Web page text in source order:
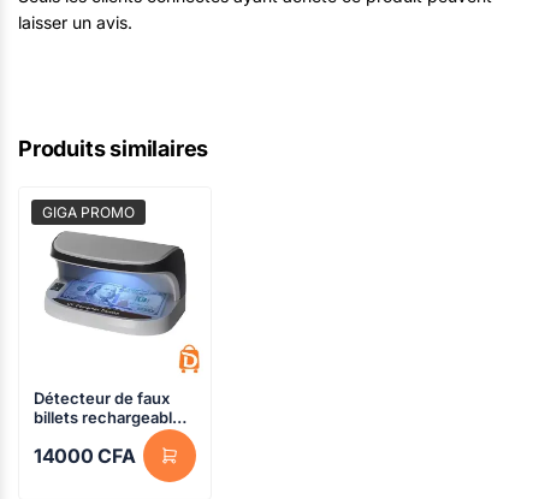
laisser un avis.
Produits similaires
GIGA PROMO
Détecteur de faux
billets rechargeable-
UV WINBO – portable
14000CFA